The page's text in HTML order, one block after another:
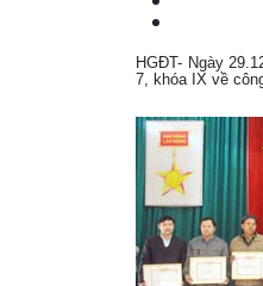
HGĐT- Ngày
7, khóa IX về